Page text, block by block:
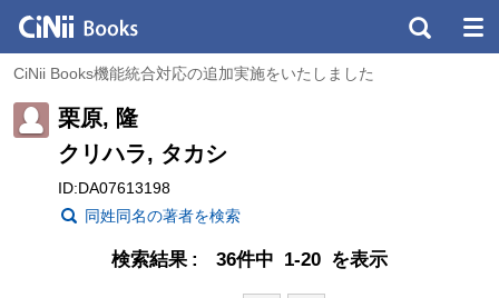
CiNii Books機能統合対応の追加実施をいたしました
栗原, 隆
クリハラ, タカシ
ID:DA07613198
同姓同名の著者を検索
検索結果 36件中 1-20 を表示